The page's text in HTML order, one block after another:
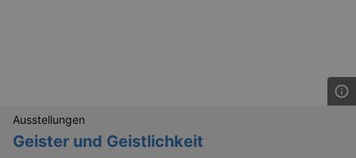
Ausstellungen
Geister und Geistlichkeit